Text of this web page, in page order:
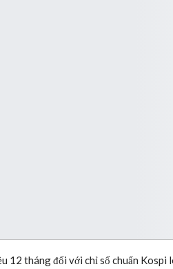
12 tháng đối với chỉ số chuẩn Kospi